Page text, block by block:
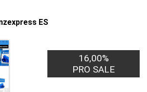
ES
16,00%
PRO SALE